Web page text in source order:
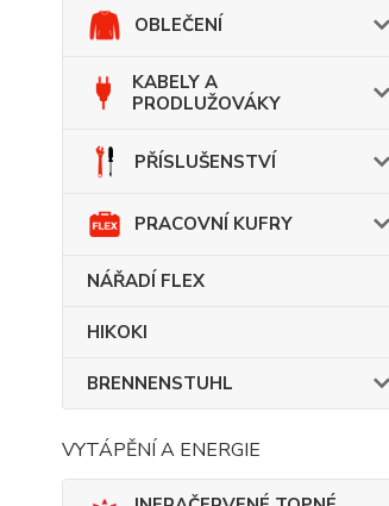
OBLEČENÍ
KABELY A
PRODLUŽOVÁKY
PŘÍSLUŠENSTVÍ
PRACOVNÍ KUFRY
NÁŘADÍ FLEX
HIKOKI
BRENNENSTUHL
VYTÁPĚNÍ A ENERGIE